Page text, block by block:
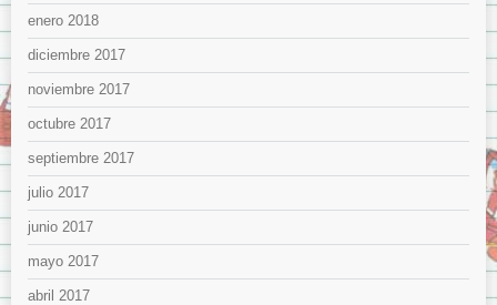
enero 2018
diciembre 2017
noviembre 2017
octubre 2017
septiembre 2017
julio 2017
junio 2017
mayo 2017
abril 2017